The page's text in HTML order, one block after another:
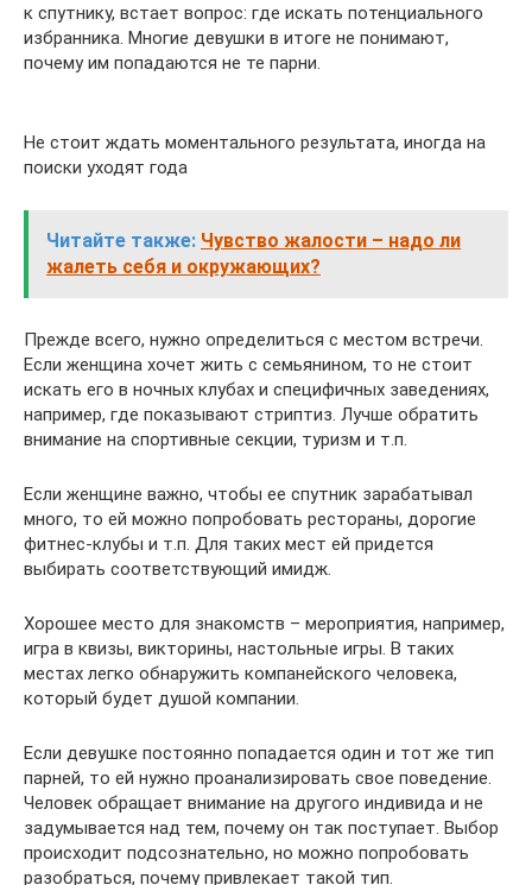
к спутнику, встает вопрос: где искать потенциального
избранника. Многие девушки в итоге не понимают,
почему им попадаются не те парни.
Не стоит ждать моментального результата, иногда на
поиски уходят года
Читайте также: Чувство жалости – надо ли
жалеть себя и окружающих?
Прежде всего, нужно определиться с местом встречи.
Если женщина хочет жить с семьянином, то не стоит
искать его в ночных клубах и специфичных заведениях,
например, где показывают стриптиз. Лучше обратить
внимание на спортивные секции, туризм и т.п.
Если женщине важно, чтобы ее спутник зарабатывал
много, то ей можно попробовать рестораны, дорогие
фитнес-клубы и т.п. Для таких мест ей придется
выбирать соответствующий имидж.
Хорошее место для знакомств – мероприятия, например,
игра в квизы, викторины, настольные игры. В таких
местах легко обнаружить компанейского человека,
который будет душой компании.
Если девушке постоянно попадается один и тот же тип
парней, то ей нужно проанализировать свое поведение.
Человек обращает внимание на другого индивида и не
задумывается над тем, почему он так поступает. Выбор
происходит подсознательно, но можно попробовать
разобраться, почему привлекает такой тип.